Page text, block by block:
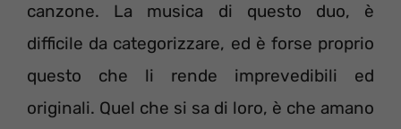
canzone. La musica di questo duo, è
difficile da categorizzare, ed è forse proprio
questo che li rende imprevedibili ed
originali. Quel che si sa di loro, è che amano